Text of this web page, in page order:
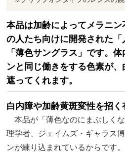
本品は加齢によってメラニ
の人たち向けに開発された
「薄色サングラス」です。
ンと同じ働きをする色素が
遮ってくれます。
白内障や加齢黄斑変性を招く
本品が「薄色なのにまぶしく
理学者、ジェイムズ・ギャラス
ンが練り込まれているからです。